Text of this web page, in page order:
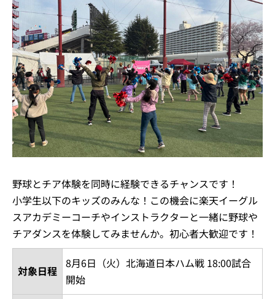
野球とチア体験を同時に経験できるチャンスです！
小学生以下のキッズのみんな！この機会に楽天イーグル
スアカデミーコーチやインストラクターと一緒に野球や
チアダンスを体験してみませんか。初心者大歓迎です！
対象日程
8月6日（火）北海道日本ハム戦 18:00試合
開始